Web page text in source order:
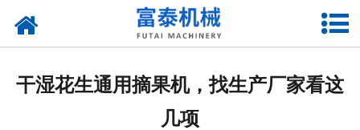
干湿花生通用摘果机，找生产厂家看这
几项